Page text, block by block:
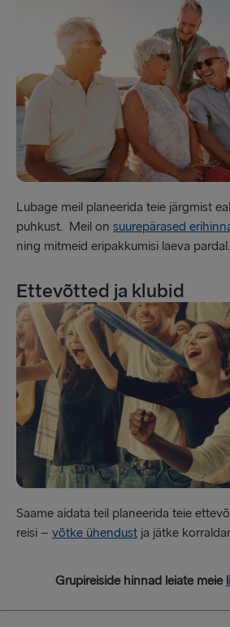
Lubage meil planeerida teie järgmist
puhkust. Meil on suurepärased
ning mitmeid eripakkumisi laeva pardal.
Ettevõtted ja klubid
Saame aidata teil planeerida teie
reisi – võtke ühendust ja jätke
Grupireiside hinnad leiate meie